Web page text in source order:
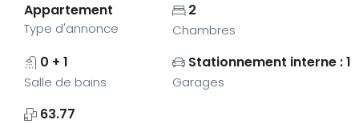
Appartement
Type d'annonce
2
Chambres
0 + 1
Salle de bains
Stationnement interne : 1
Garages
63.77